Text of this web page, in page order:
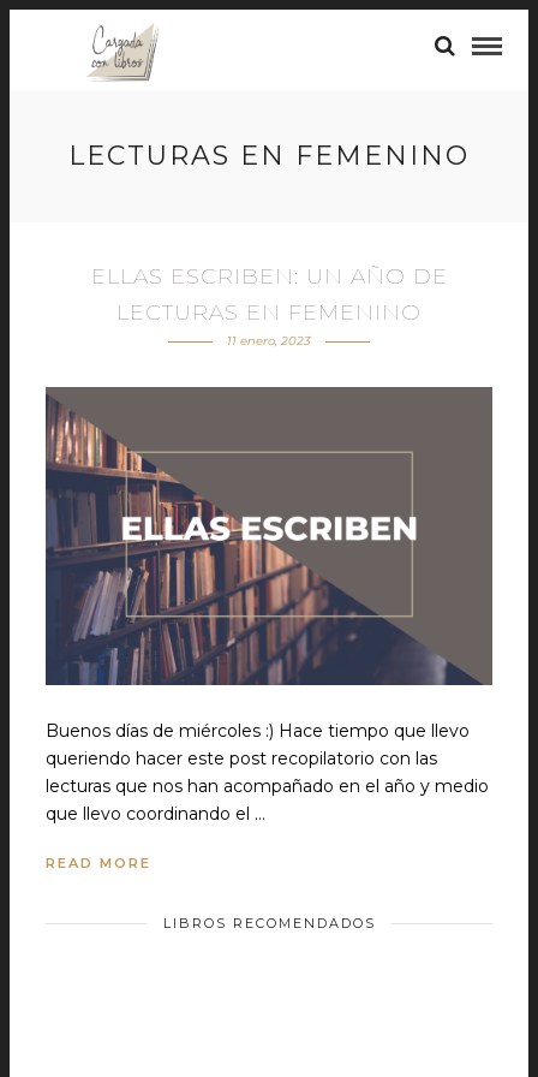
LECTURAS EN FEMENINO
ELLAS ESCRIBEN: UN AÑO DE
LECTURAS EN FEMENINO
11 enero, 2023
Buenos días de miércoles :) Hace tiempo que llevo
queriendo hacer este post recopilatorio con las
lecturas que nos han acompañado en el año y medio
que llevo coordinando el …
READ MORE
LIBROS RECOMENDADOS